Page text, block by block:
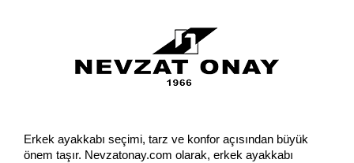
Erkek ayakkabı seçimi, tarz ve konfor açısından büyük
önem taşır. Nevzatonay.com olarak, erkek ayakkabı